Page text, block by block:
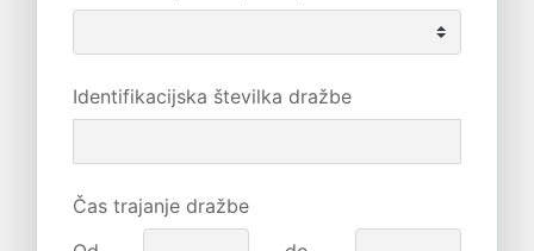
Identifikacijska številka dražbe
Čas trajanje dražbe